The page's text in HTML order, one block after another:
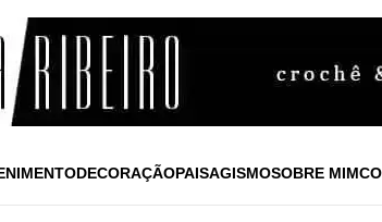
DECORAÇÃOPAISAGISMOSOBRE MIM